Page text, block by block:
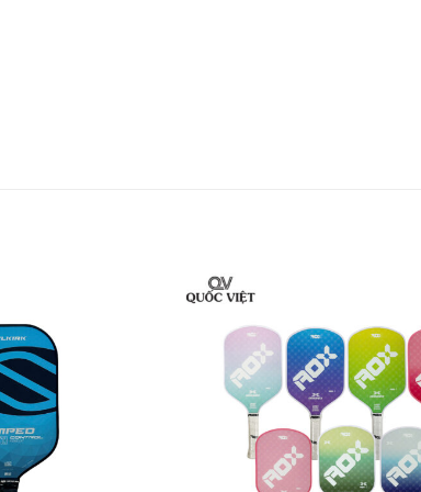
năm 2025